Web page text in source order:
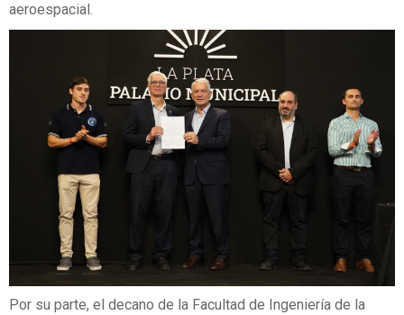
aeroespacial.
Por su parte, el decano de la Facultad de Ingeniería de la